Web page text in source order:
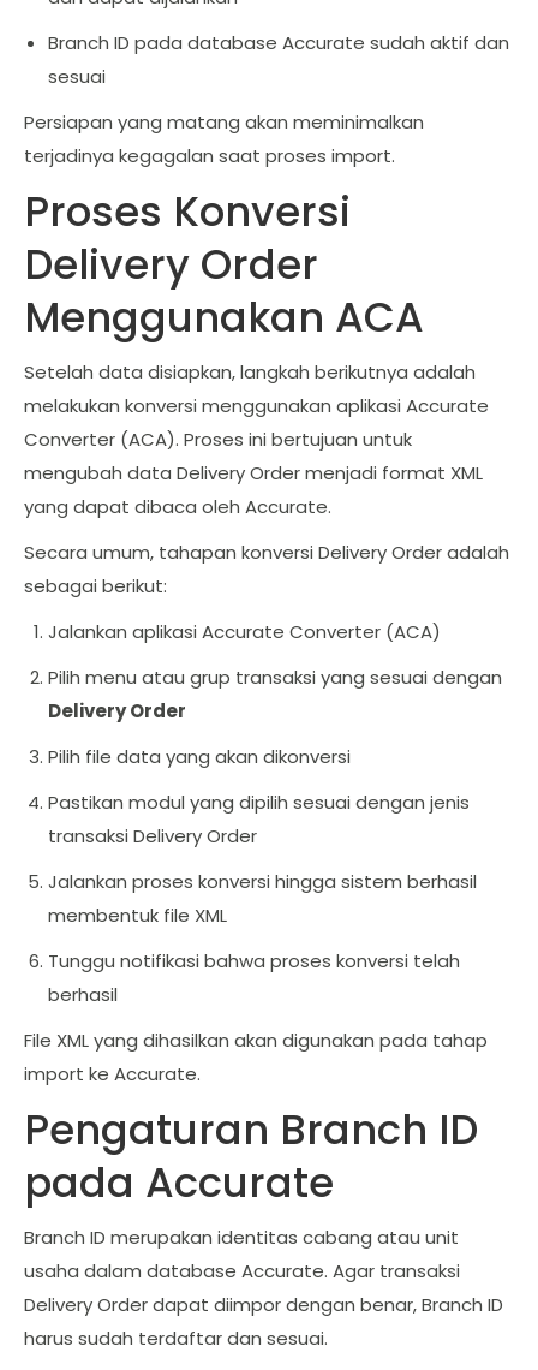
Branch ID pada database Accurate sudah aktif dan
sesuai
Persiapan yang matang akan meminimalkan
terjadinya kegagalan saat proses import.
Proses Konversi
Delivery Order
Menggunakan ACA
Setelah data disiapkan, langkah berikutnya adalah
melakukan konversi menggunakan aplikasi Accurate
Converter (ACA). Proses ini bertujuan untuk
mengubah data Delivery Order menjadi format XML
yang dapat dibaca oleh Accurate.
Secara umum, tahapan konversi Delivery Order adalah
sebagai berikut:
Jalankan aplikasi Accurate Converter (ACA)
Pilih menu atau grup transaksi yang sesuai dengan
Delivery Order
Pilih file data yang akan dikonversi
Pastikan modul yang dipilih sesuai dengan jenis
transaksi Delivery Order
Jalankan proses konversi hingga sistem berhasil
membentuk file XML
Tunggu notifikasi bahwa proses konversi telah
berhasil
File XML yang dihasilkan akan digunakan pada tahap
import ke Accurate.
Pengaturan Branch ID
pada Accurate
Branch ID merupakan identitas cabang atau unit
usaha dalam database Accurate. Agar transaksi
Delivery Order dapat diimpor dengan benar, Branch ID
harus sudah terdaftar dan sesuai.